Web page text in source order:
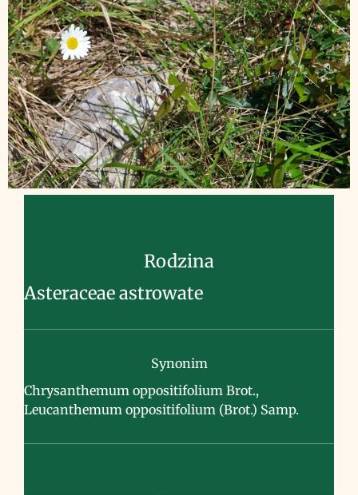
Rodzina
Asteraceae astrowate
Synonim
Chrysanthemum oppositifolium Brot.,
Leucanthemum oppositifolium (Brot.) Samp.